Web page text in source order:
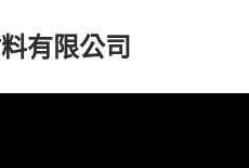
有限公司